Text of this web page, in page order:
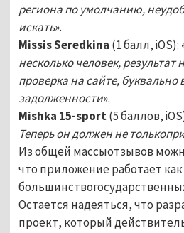
региона по умолчанию,
искать».
Missis Seredkina (1 балл, iOS):
несколько человек,
проверка на сайте, буквально
задолженности».
Mishka 15-sport(5 баллов,
Теперь он должен не
Из общей массыотзывов
что приложение работает
Остается надеяться, что
проект, который